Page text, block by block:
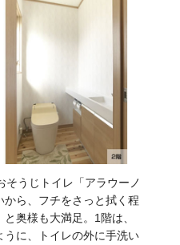
そうじトイレ「アラウーノ
から、フチをさっと拭く程
奥様も大満足。1階は、
に、トイレの外に手洗い